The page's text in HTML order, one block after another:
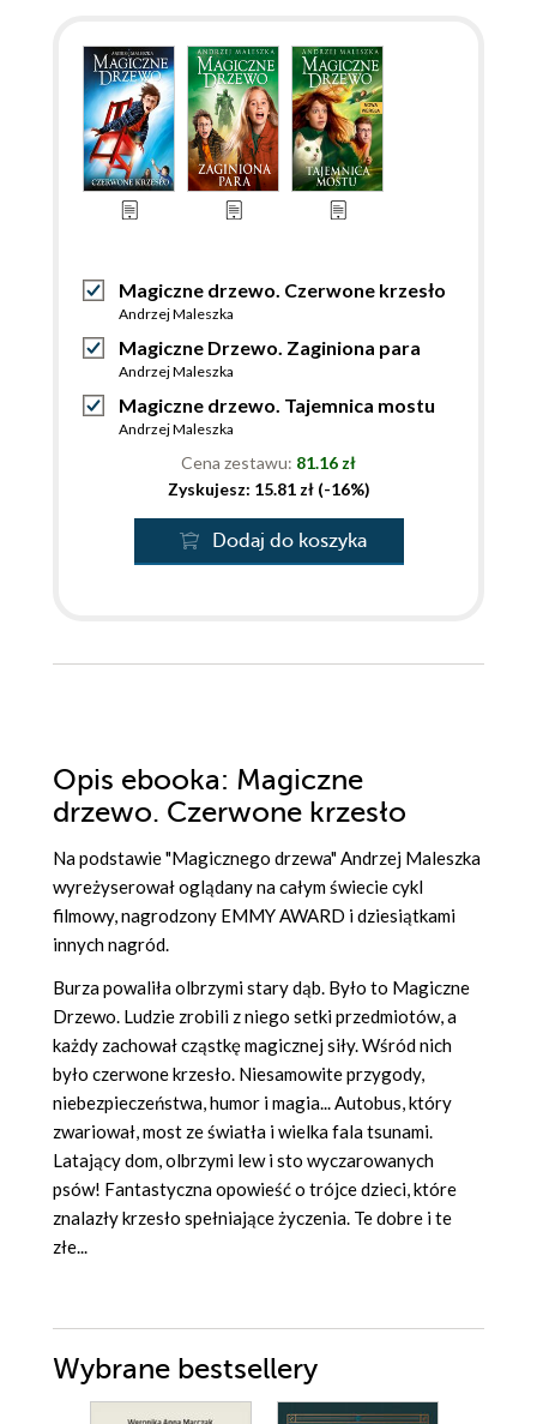
Magiczne drzewo. Czerwone krzesło
Andrzej Maleszka
Magiczne Drzewo. Zaginiona para
Andrzej Maleszka
Magiczne drzewo. Tajemnica mostu
Andrzej Maleszka
Cena zestawu: 81.16 zł
Zyskujesz: 15.81 zł (-16%)
Dodaj do koszyka
Opis ebooka: Magiczne
drzewo. Czerwone krzesło
Na podstawie "Magicznego drzewa" Andrzej Maleszka
wyreżyserował oglądany na całym świecie cykl
filmowy, nagrodzony EMMY AWARD i dziesiątkami
innych nagród.
Burza powaliła olbrzymi stary dąb. Było to Magiczne
Drzewo. Ludzie zrobili z niego setki przedmiotów, a
każdy zachował cząstkę magicznej siły. Wśród nich
było czerwone krzesło. Niesamowite przygody,
niebezpieczeństwa, humor i magia... Autobus, który
zwariował, most ze światła i wielka fala tsunami.
Latający dom, olbrzymi lew i sto wyczarowanych
psów! Fantastyczna opowieść o trójce dzieci, które
znalazły krzesło spełniające życzenia. Te dobre i te
złe...
Wybrane bestsellery